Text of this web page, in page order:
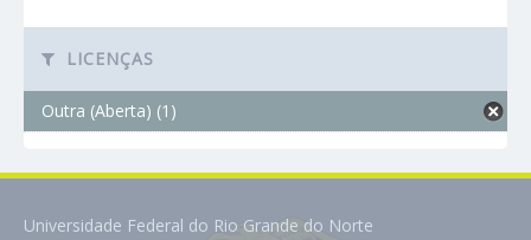
LICENÇAS
Outra (Aberta) (1)
Universidade Federal do Rio Grande do Norte